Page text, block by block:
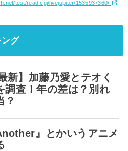
test/read.cgi/livejupiter/1535937360/
グ
新】加藤乃愛とテオく
調査！年の差は？別れ
？
』とかいうアニメ